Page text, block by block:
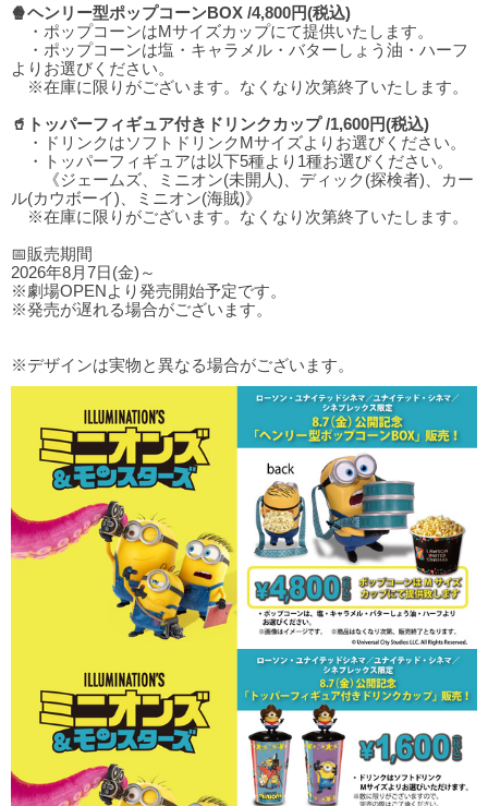
🍿ヘンリー型ポップコーンBOX /4,800円(税込)
・ポップコーンはMサイズカップにて提供いたします。
・ポップコーンは塩・キャラメル・バターしょう油・ハーフ
よりお選びください。
※在庫に限りがございます。なくなり次第終了いたします。
🥤トッパーフィギュア付きドリンクカップ /1,600円(税込)
・ドリンクはソフトドリンクMサイズよりお選びください。
・トッパーフィギュアは以下5種より1種お選びください。
《ジェームズ、ミニオン(未開人)、ディック(探検者)、カー
ル(カウボーイ)、ミニオン(海賊)》
※在庫に限りがございます。なくなり次第終了いたします。
📅販売期間
2026年8月7日(金)～
※劇場OPENより発売開始予定です。
※発売が遅れる場合がございます。
※デザインは実物と異なる場合がございます。